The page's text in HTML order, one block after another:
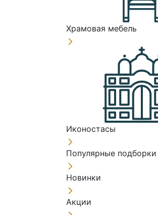
Храмовая мебель
Иконостасы
Популярные подборки
Новинки
Акции